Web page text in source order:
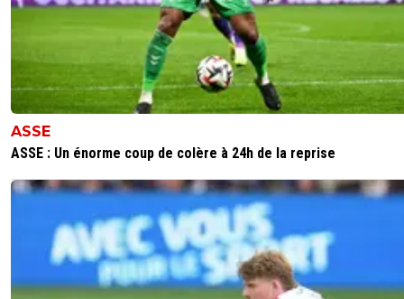
ASSE
ASSE : Un énorme coup de colère à 24h de la reprise